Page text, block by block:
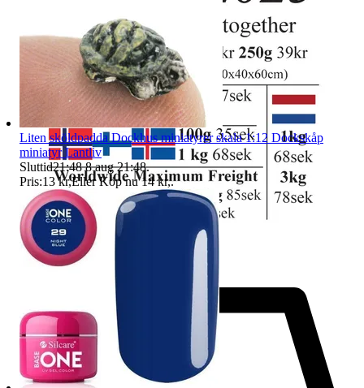
Liten sköldpadda Dockhus miniatyrer skala 1:12 Dockskåp
miniatyr Lantliv
Sluttid21:48 8 aug 21:48.
Pris:13 kr,Eller Köp nu 14 kr,.